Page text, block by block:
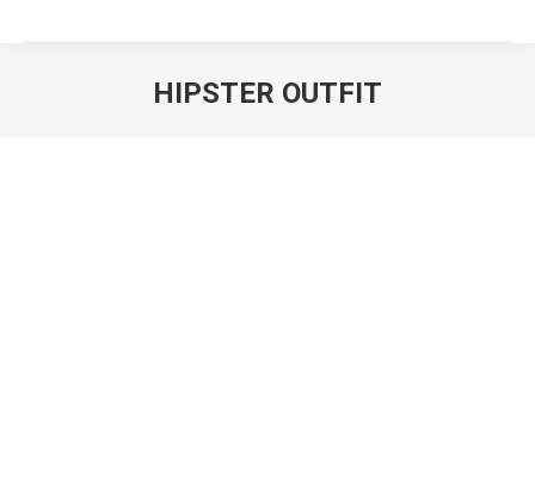
HIPSTER OUTFIT